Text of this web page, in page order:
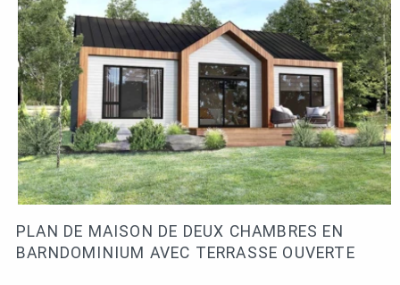
PLAN DE MAISON DE DEUX CHAMBRES EN
BARNDOMINIUM AVEC TERRASSE OUVERTE